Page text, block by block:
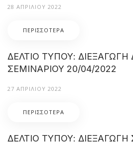
28 ΑΠΡΙΛΊΟΥ 2022
ΠΕΡΙΣΣΌΤΕΡΑ
ΔΕΛΤΙΟ ΤΥΠΟΥ: ΔΙΕΞΑΓΩΓΗ
ΣΕΜΙΝΑΡΙΟΥ 20/04/2022
27 ΑΠΡΙΛΊΟΥ 2022
ΠΕΡΙΣΣΌΤΕΡΑ
ΔΕΛΤΙΟ ΤΥΠΟΥ: ΔΙΕΞΑΓΩΓΗ